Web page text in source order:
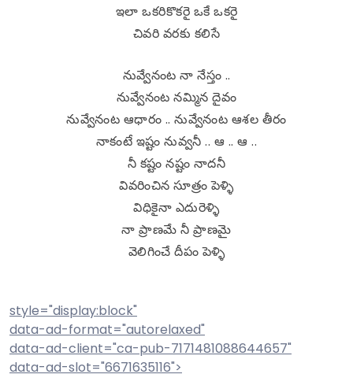
ఇలా ఒకరికొకరై ఒకే ఒకరై
చివరి వరకు కలిసే
నువ్వేనంట నా నేస్తం ..
నువ్వేనంట నమ్మిన దైవం
నువ్వేనంట ఆధారం .. నువ్వేనంట ఆశల తీరం
నాకంటే ఇష్టం నువ్వనీ .. ఆ .. ఆ ..
నీ కష్టం నష్టం నాదనీ
వివరించిన సూత్రం పెళ్ళి
విధికైనా ఎదురెళ్ళి
నా ప్రాణమే నీ ప్రాణమై
వెలిగించే దీపం పెళ్ళి
style="display:block"
data-ad-format="autorelaxed"
data-ad-client="ca-pub-7171481088644657"
data-ad-slot="6671635116">